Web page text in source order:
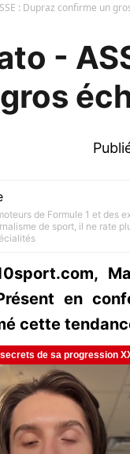
: Dupraz confirme un
-
gros
de Formule 1 et des
de sport, il ne rate
en
cette